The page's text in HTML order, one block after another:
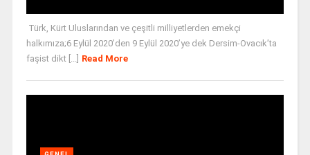
Türk, Kürt Uluslarından ve çeşitli milliyetlerden emekçi
halkımıza;6 Eylül 2020’den 9 Eylül 2020’ye dek Dersim-Ovacık’ta
faşist dikt [...] Read More